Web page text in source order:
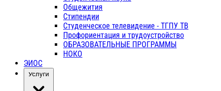
Общежития
Стипендии
Студенческое телевидение - ТГПУ ТВ
Профориентация и трудоустройство
ОБРАЗОВАТЕЛЬНЫЕ ПРОГРАММЫ
НОКО
ЭИОС
Услуги